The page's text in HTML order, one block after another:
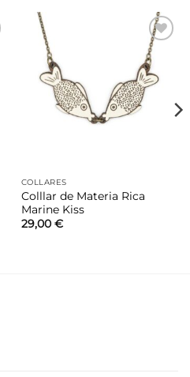
Añadir
a la
lista de
deseos
COLLARES
Colllar de Materia Rica
Marine Kiss
29,00 €